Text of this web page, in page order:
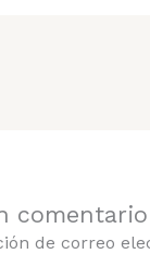
comentario
de correo